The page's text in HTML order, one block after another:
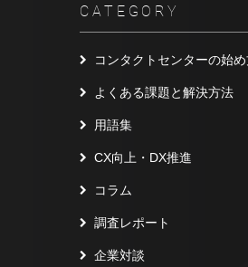
CATEGORY
コンタクトセンターの始
よくある課題と解決方法
用語集
CX向上・DX推進
コラム
調査レポート
企業対談